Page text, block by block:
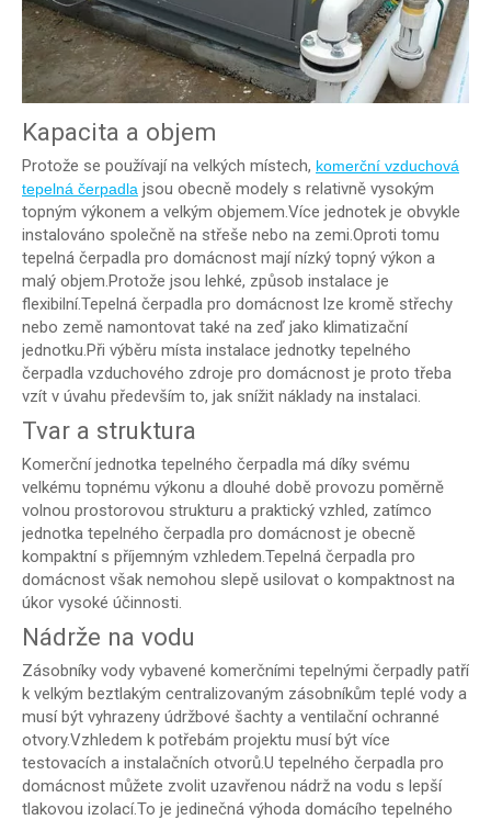
Kapacita a objem
Protože se používají na velkých místech, komerční vzduchová
tepelná čerpadla jsou obecně modely s relativně vysokým
topným výkonem a velkým objemem.Více jednotek je obvykle
instalováno společně na střeše nebo na zemi.Oproti tomu
tepelná čerpadla pro domácnost mají nízký topný výkon a
malý objem.Protože jsou lehké, způsob instalace je
flexibilní.Tepelná čerpadla pro domácnost lze kromě střechy
nebo země namontovat také na zeď jako klimatizační
jednotku.Při výběru místa instalace jednotky tepelného
čerpadla vzduchového zdroje pro domácnost je proto třeba
vzít v úvahu především to, jak snížit náklady na instalaci.
Tvar a struktura
Komerční jednotka tepelného čerpadla má díky svému
velkému topnému výkonu a dlouhé době provozu poměrně
volnou prostorovou strukturu a praktický vzhled, zatímco
jednotka tepelného čerpadla pro domácnost je obecně
kompaktní s příjemným vzhledem.Tepelná čerpadla pro
domácnost však nemohou slepě usilovat o kompaktnost na
úkor vysoké účinnosti.
Nádrže na vodu
Zásobníky vody vybavené komerčními tepelnými čerpadly patří
k velkým beztlakým centralizovaným zásobníkům teplé vody a
musí být vyhrazeny údržbové šachty a ventilační ochranné
otvory.Vzhledem k potřebám projektu musí být více
testovacích a instalačních otvorů.U tepelného čerpadla pro
domácnost můžete zvolit uzavřenou nádrž na vodu s lepší
tlakovou izolací.To je jedinečná výhoda domácího tepelného